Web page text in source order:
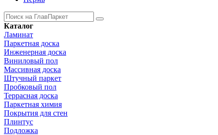
Каталог
Ламинат
Паркетная доска
Инженерная доска
Виниловый пол
Массивная доска
Штучный паркет
Пробковый пол
Террасная доска
Паркетная химия
Покрытия для стен
Плинтус
Подложка